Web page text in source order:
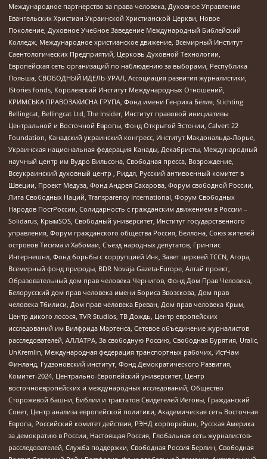
Международное партнерство за права человека, Духовное Управление
Евангельских Христиан Украинской Христианской Церкви, Новое
Поколение, Духовное Учебное Заведение Международный Библейский
Колледж, Международное христианское движение, Всемирный Институт
Саентологических Предприятий, Церковь Духовной Технологии,
Европейская сеть организаций по наблюдению за выборами, Республика
Польша, СВОБОДНЫЙ ИДЕЛЬ-УРАЛ, Ассоциация развития журналистики,
IStories fonds, Королевский Институт Международных Отношений,
КРИМСЬКА ПРАВОЗАХИСНА ГРУПА, Фонд имени Генриха Бёлля, Stichting
Bellingcat, Bellingcat Ltd, The Insider, Институт правовой инициативы
Центральной и Восточной Европы, Фонд Открытой Эстонии, Calvert 22
Foundation, Канадский украинский конгресс, Институт Макдональда-Лорье,
Украинская национальная федерация Канады, Декабристы, Международный
научный центр им Вудро Вильсона, Свободная пресса, Возрождение,
Всеукраинский духовный центр , Риддл, Русский антивоенный комитет в
Швеции, Проект Медуза, Фонд Андрея Сахарова, Форум свободной России,
Лига Свободных Наций, Transparеncy International, Форум Свободных
Народов ПостРоссии, Солидарность с гражданским движением в России –
Solidarus, КрымSOS, Свободный университет, Институт государственного
управления, Форум гражданского общества Россия, Беллона, Союз жителей
островов Тисима и Хабомаи, Съезд народных депутатов, Гринпис
Интернешнл, Фонд борьбы с коррупцией Инк, Завет церквей TCCN, Агора,
Всемирный фонд природы, BDR Novaja Gazeta-Europe, Алтай проект,
Образовательный дом прав человека Чернигов, Фонд Дом Прав Человека,
Белорусский дом прав человека имени Бориса Звозскова, Дом прав
человека Тбилиси, Дом прав человека Ереван, Дом прав человека Крым,
Центр дикого лосося, TVR Studios, ТВ Дождь, Центр европейских
исследований им Вилфрида Мартенса, Сетевое объединение журналистов
расследователей, АЛЛАТРА, За свободную Россию, Свободная Бурятия, Uralic,
UnKremlin, Международная федерация транспортных рабочих, ИстЧам
Финланд, Гудзоновский институт, Фонд Демократического Развития,
Комитет-2024, Центрально-Европейский университет, Центр
восточноевропейских и международных исследований, Общество
Сторожевой башни, Библии и трактатов Свидетелей Иеговы, Гражданский
Совет, Центр анализа европейской политики, Академическая сеть Восточная
Европа, Российский комитет действия, РЭНД корпорейшн, Русская Америка
за демократию в России, Настоящая Россия, Глобальная сеть журналистов-
расследователей, Служба поддержки, Свободная Россия Берлин, Свободная